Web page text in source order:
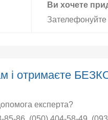
Ви хочете
і отримаєте
експерта?